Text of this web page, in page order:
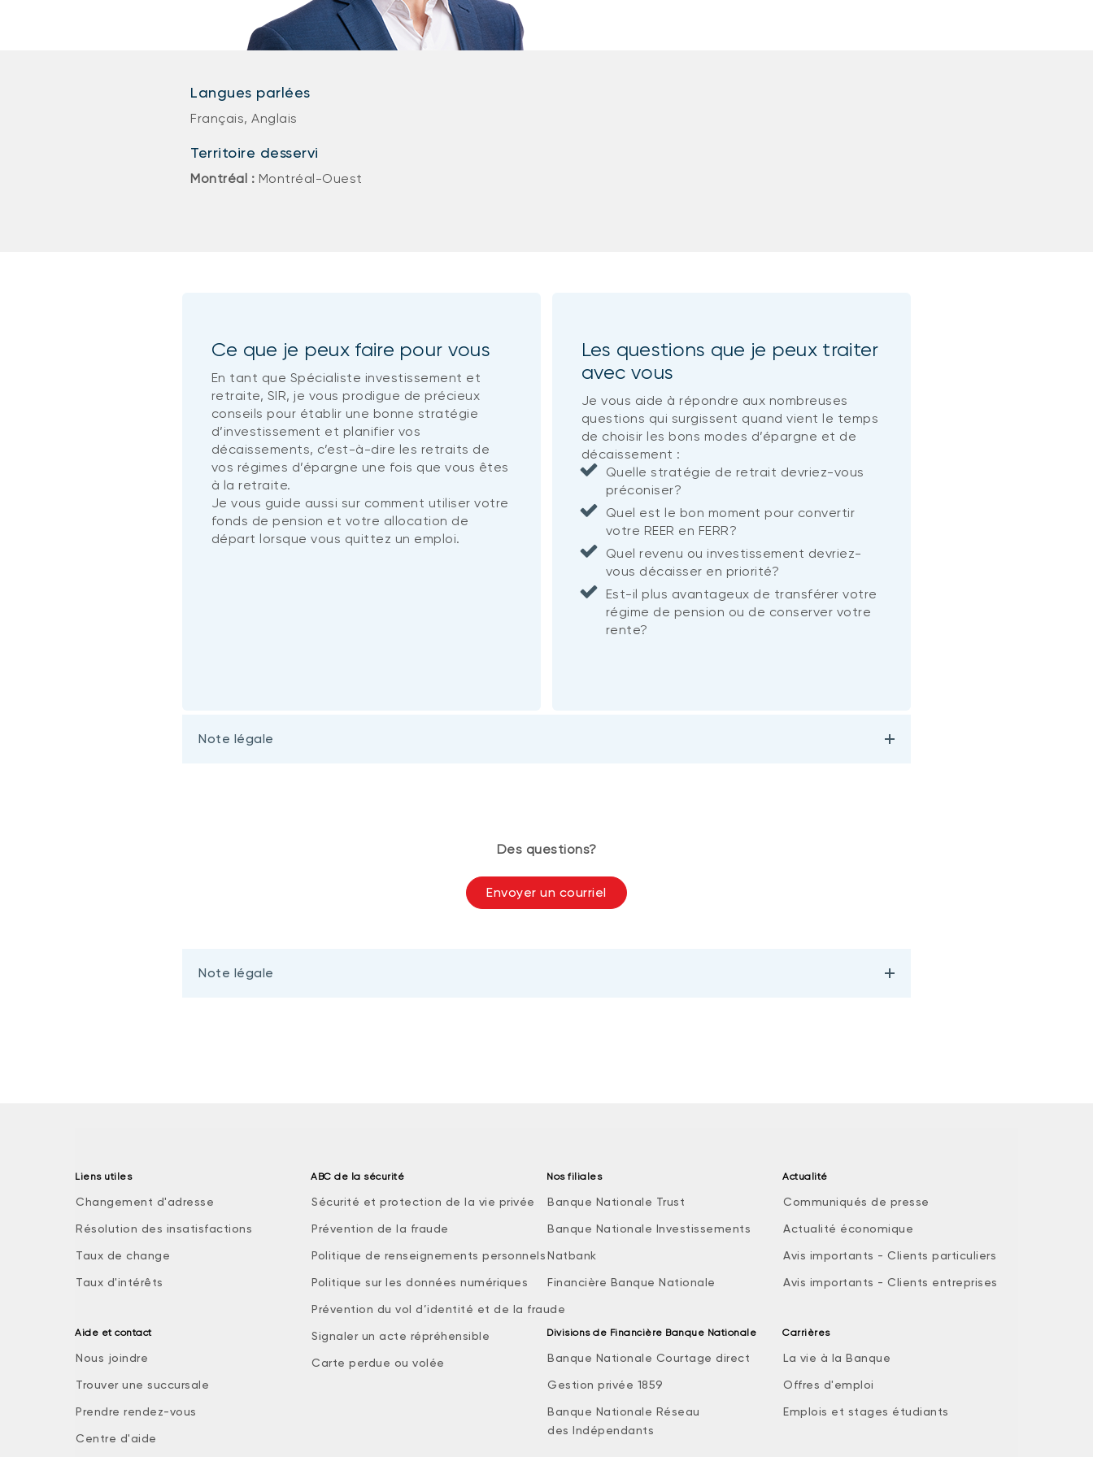
Langues parlées
Français, Anglais
Territoire desservi
Montréal : Montréal-Ouest
Ce que je peux faire pour vous
En tant que Spécialiste investissement et
retraite, SIR, je vous prodigue de précieux
conseils pour établir une bonne stratégie
d’investissement et planifier vos
décaissements, c’est-à-dire les retraits de
vos régimes d’épargne une fois que vous êtes
à la retraite.
Je vous guide aussi sur comment utiliser votre
fonds de pension et votre allocation de
départ lorsque vous quittez un emploi.
Les questions que je peux traiter
avec vous
Je vous aide à répondre aux nombreuses
questions qui surgissent quand vient le temps
de choisir les bons modes d’épargne et de
décaissement :
Quelle stratégie de retrait devriez-vous
préconiser?
Quel est le bon moment pour convertir
votre REER en FERR?
Quel revenu ou investissement devriez-
vous décaisser en priorité?
Est-il plus avantageux de transférer votre
régime de pension ou de conserver votre
rente?
Note légale
Des questions?
Envoyer un courriel
Note légale
Liens utiles
Changement d'adresse
Résolution des insatisfactions
Taux de change
Taux d'intérêts
Aide et contact
Nous joindre
Trouver une succursale
Prendre rendez-vous
Centre d'aide
ABC de la sécurité
Sécurité et protection de la vie privée
Prévention de la fraude
Politique de renseignements personnels
Politique sur les données numériques
Prévention du vol d’identité et de la fraude
Signaler un acte répréhensible
Carte perdue ou volée
Nos filiales
Banque Nationale Trust
Banque Nationale Investissements
Natbank
Financière Banque Nationale
Divisions de Financière Banque Nationale
Banque Nationale Courtage direct
Gestion privée 1859
Banque Nationale Réseau
des Indépendants
Actualité
Communiqués de presse
Actualité économique
Avis importants - Clients particuliers
Avis importants - Clients entreprises
Carrières
La vie à la Banque
Offres d'emploi
Emplois et stages étudiants